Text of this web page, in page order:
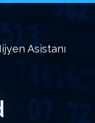
Asistanı